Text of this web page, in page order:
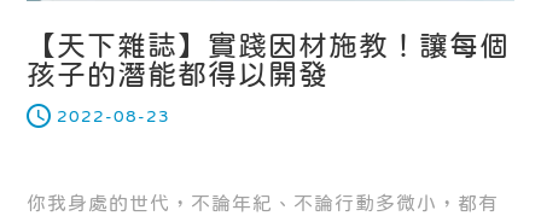
【天下雜誌】實踐因材施教！讓每個
孩子的潛能都得以開發
2022-08-23
你我身處的世代，不論年紀、不論行動多微小，都有